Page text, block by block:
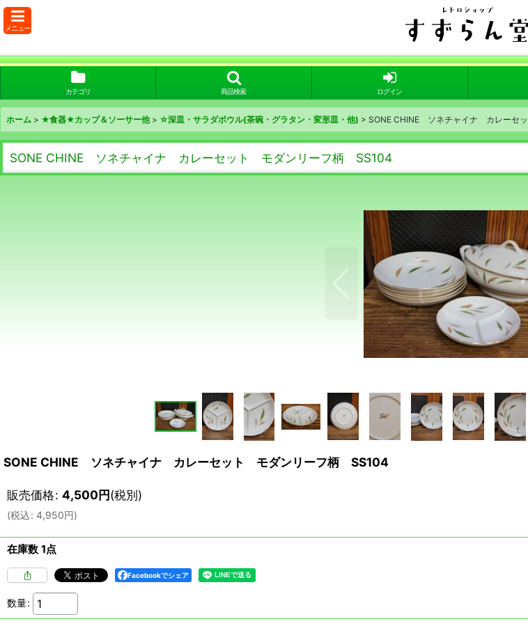
メニュー
カテゴリ 商品検索 ログイン
ホーム > ★食器★カップ＆ソーサー他 > ☆深皿・サラダボウル(茶碗・グラタン・変形皿・他) > SONE CHINE ソネチャイナ カレーセ
SONE CHINE ソネチャイナ カレーセット モダンリーフ柄 SS104
SONE CHINE ソネチャイナ カレーセット モダンリーフ柄 SS104
販売価格: 4,500円(税別)
(税込: 4,950円)
在庫数 1点
Facebookでシェア
数量: